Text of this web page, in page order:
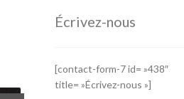
Écrivez-nous
[contact-form-7 id= »438″
title= »Écrivez-nous »]